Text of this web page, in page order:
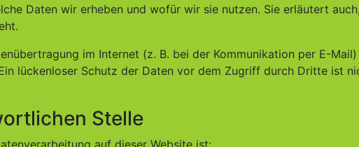
Daten wir erheben und wofür wir sie nutzen. Sie erläutert
im Internet (z. B. bei der Kommunikation per E-Mail)
lückenloser Schutz der Daten vor dem Zugriff durch Dritte ist
Stelle
auf dieser Website ist: